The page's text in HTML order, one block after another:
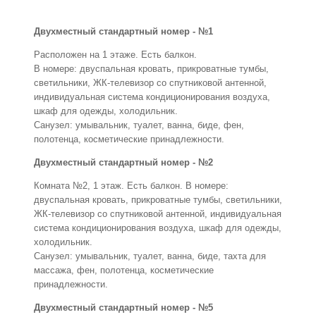
Двухместный стандартный номер - №1
Расположен на 1 этаже. Есть балкон.
В номере: двуспальная кровать, прикроватные тумбы,
светильники, ЖК-телевизор со спутниковой антенной,
индивидуальная система кондиционирования воздуха,
шкаф для одежды, холодильник.
Санузел: умывальник, туалет, ванна, биде, фен,
полотенца, косметические принадлежности.
Двухместный стандартный номер - №2
Комната №2, 1 этаж. Есть балкон. В номере:
двуспальная кровать, прикроватные тумбы, светильники,
ЖК-телевизор со спутниковой антенной, индивидуальная
система кондиционирования воздуха, шкаф для одежды,
холодильник.
Санузел: умывальник, туалет, ванна, биде, тахта для
массажа, фен, полотенца, косметические
принадлежности.
Двухместный стандартный номер - №5